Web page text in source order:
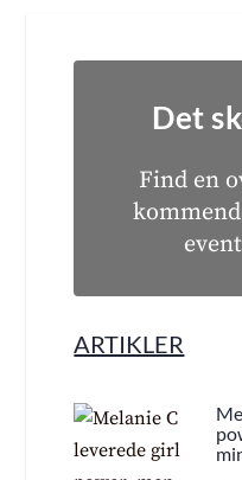
Det
Find en
ARTIKLER